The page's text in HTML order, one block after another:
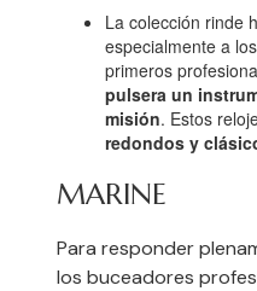
La colección rinde
especialmente a
primeros
pulsera un
misión. Estos
redondos y
MARINE
Para responder
los buceadores